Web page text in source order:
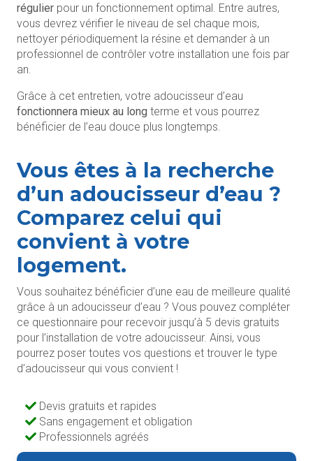
régulier pour un fonctionnement optimal. Entre autres,
vous devrez vérifier le niveau de sel chaque mois,
nettoyer périodiquement la résine et demander à un
professionnel de contrôler votre installation une fois par
an.
Grâce à cet entretien, votre adoucisseur d’eau
fonctionnera mieux au long terme et vous pourrez
bénéficier de l’eau douce plus longtemps.
Vous êtes à la recherche
d’un adoucisseur d’eau ?
Comparez celui qui
convient à votre
logement.
Vous souhaitez bénéficier d’une eau de meilleure qualité
grâce à un adoucisseur d’eau ? Vous pouvez compléter
ce questionnaire pour recevoir jusqu’à 5 devis gratuits
pour l’installation de votre adoucisseur. Ainsi, vous
pourrez poser toutes vos questions et trouver le type
d’adoucisseur qui vous convient !
Devis gratuits et rapides
Sans engagement et obligation
Professionnels agréés